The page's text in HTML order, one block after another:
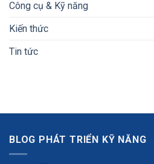
Công cụ & Kỹ năng
Kiến thức
Tin tức
BLOG PHÁT TRIỂN KỸ NĂNG